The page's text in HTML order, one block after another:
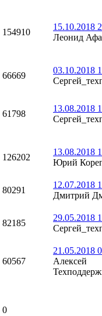
154910
15.10.2018
Леонид
66669
03.10.2018
61798
13.08.2018
126202
13.08.2018
Юрий
80291
12.07.2018
Дмитрий
82185
29.05.2018
60567
21.05.2018
Алексей
0